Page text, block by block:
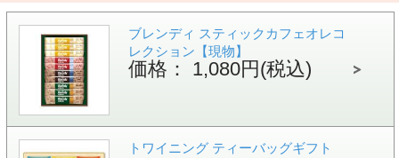
ブレンディ スティックカフェオレコ
レクション【現物】
価格： 1,080円(税込)
トワイニング ティーバッグギフト